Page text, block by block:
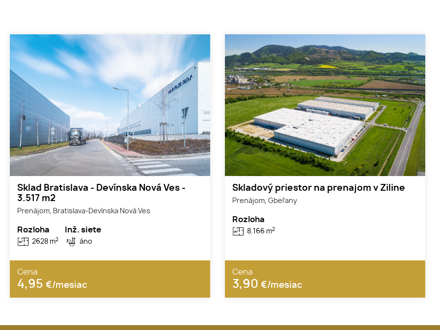
Sklad Bratislava - Devínska Nová Ves -
3.517 m2
Prenájom, Bratislava-Devínska Nová Ves
Rozloha
2628 m2
Inž. siete
áno
Cena
4,95 €/mesiac
Skladový priestor na prenajom v Ziline
Prenájom, Gbeľany
Rozloha
8.166 m2
Cena
3,90 €/mesiac